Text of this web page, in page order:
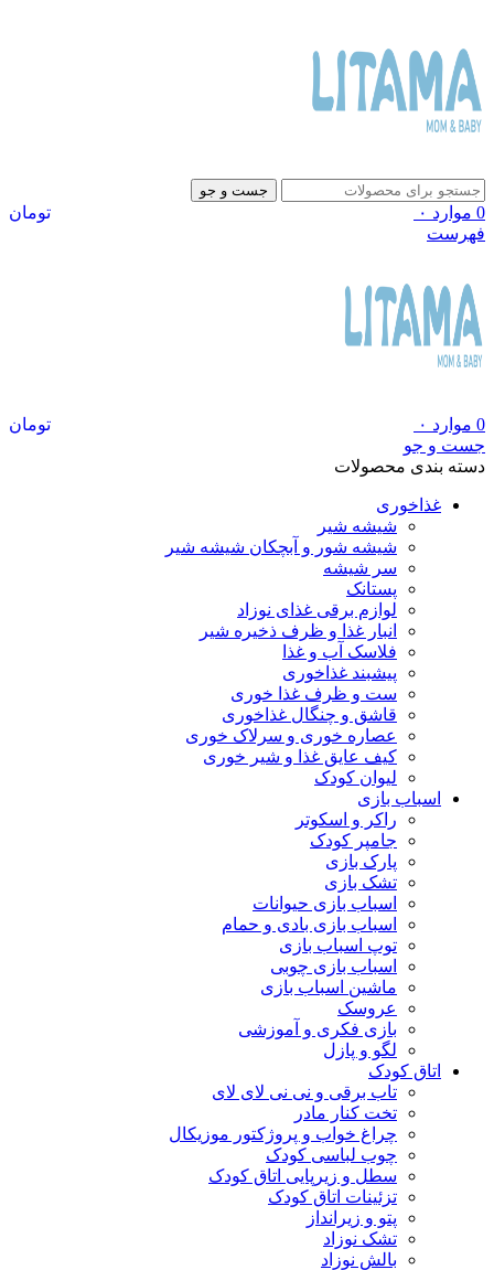
جست و جو
0 موارد ۰
تومان
فهرست
0 موارد ۰
تومان
جست و جو
دسته بندی محصولات
غذاخوری
شیشه شیر
شیشه ‌شور و آبچکان شیشه‌ شیر
سر شیشه
پستانک
لوازم برقی غذای نوزاد
انبار غذا و ظرف ذخیره شیر
فلاسک آب و غذا
پیشبند غذاخوری
ست و ظرف غذا خوری
قاشق و چنگال غذاخوری
عصاره خوری و سرلاک خوری
کیف عایق غذا و شیر خوری
لیوان کودک
اسباب بازی
راکر و اسکوتر
جامپر کودک
پارک بازی
تشک بازی
اسباب بازی حیوانات
اسباب بازی بادی و حمام
توپ اسباب بازی
اسباب بازی چوبی
ماشین اسباب بازی
عروسک
بازی فکری و آموزشی
لگو و پازل
اتاق کودک
تاب برقی و نی نی لای لای
تخت کنار مادر
چراغ خواب و پروژکتور موزیکال
چوب لباسی کودک
سطل و زیرپایی اتاق کودک
تزئینات اتاق کودک
پتو و زیرانداز
تشک نوزاد
بالش نوزاد